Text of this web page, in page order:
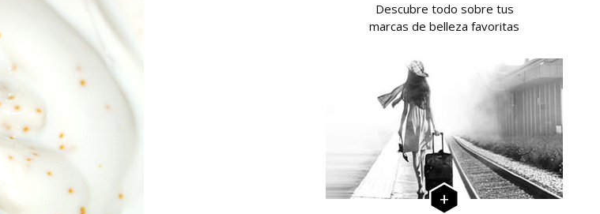
Descubre todo sobre tus
marcas de belleza favoritas